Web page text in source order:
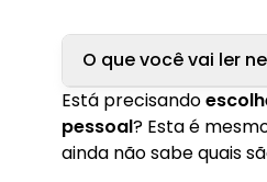
O que você vai ler
1. O que é
2. E o que é
Está precisando
pessoal? Esta é
ainda não sabe quais